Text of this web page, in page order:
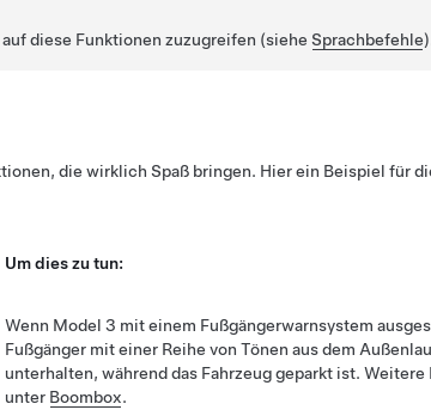
diese Funktionen zuzugreifen (sieheSprachbefehle
die wirklich Spaß bringen. Hier ein Beispiel für
Um dies zu tun:
Wenn Model 3 mit einem Fußgängerwarnsystem
Fußgänger mit einer Reihe von Tönen aus dem
unterhalten, während das Fahrzeug geparkt ist.
unter Boombox.